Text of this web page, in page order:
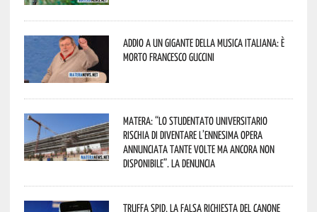
Addio a un gigante della musica italiana: è
morto Francesco Guccini
Matera: “Lo studentato universitario
rischia di diventare l’ennesima opera
annunciata tante volte ma ancora non
disponibile”. La denuncia
Truffa Spid, la falsa richiesta del canone